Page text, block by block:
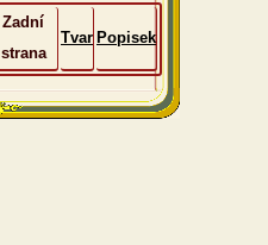
Zadní
strana
Tvar Popisek